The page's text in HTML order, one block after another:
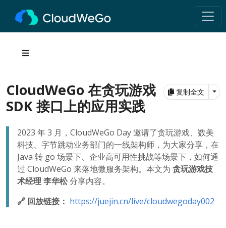
复制全文
CloudWeGo 在贪玩游戏
SDK 接口上的应用实践
2023 年 3 月，CloudWeGo Day 邀请了贪玩游戏、数美
科技、字节跳动业务部门的一线架构师，为大家分享，在
Java 转 go 场景下、企业高可用性挑战等场景下，如何通
过 CloudWeGo 来落地微服务架构。本文为 贪玩游戏技
术经理 李华松分享内容。
🔗 回放链接： https://juejin.cn/live/cloudwegoday002